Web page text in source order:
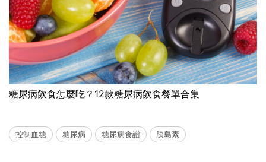
糖尿病飲食怎麼吃？12款糖尿病飲食餐單合集
控制血糖 糖尿病 糖尿病食譜 胰島素